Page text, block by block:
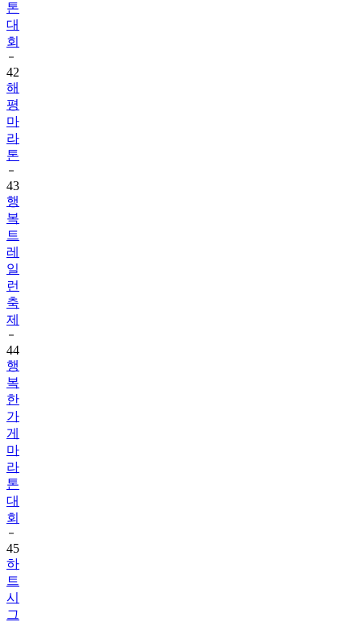
톤
대
회
42
해
평
마
라
톤
43
행
복
트
레
일
런
축
제
44
행
복
한
가
게
마
라
톤
대
회
45
하
트
시
그